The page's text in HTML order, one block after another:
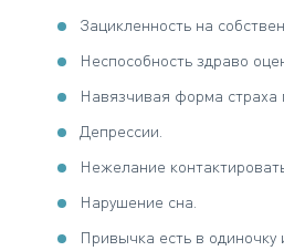
Зацикленность на
Неспособность здраво
Навязчивая форма страха
Депрессии.
Нежелание
Нарушение сна.
Привычка есть в